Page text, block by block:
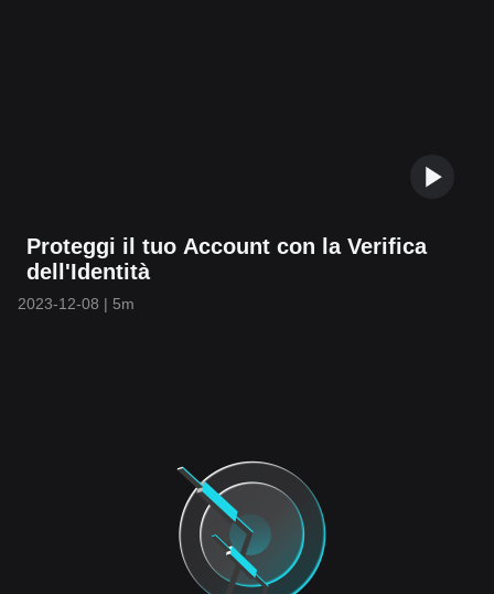
Proteggi il tuo Account con la Verifica
dell'Identità
2023-12-08 | 5m